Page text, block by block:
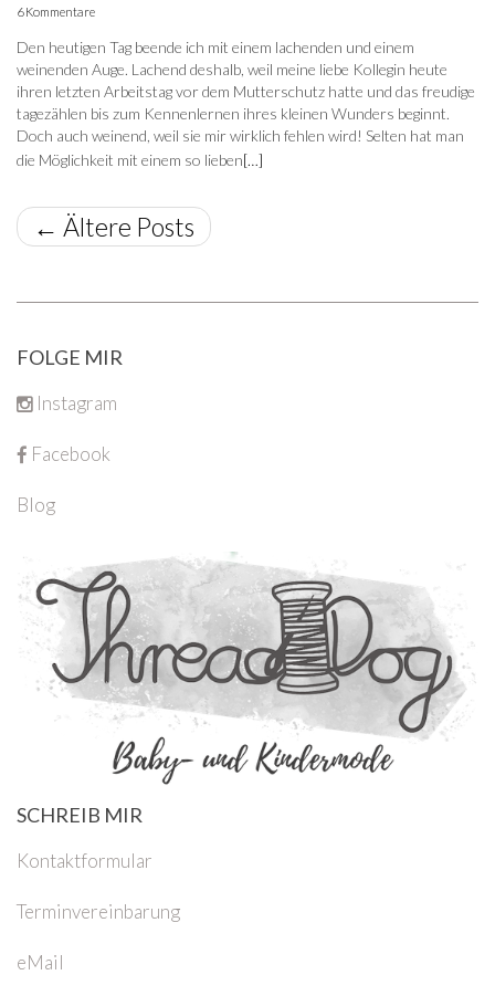
6 Kommentare
Den heutigen Tag beende ich mit einem lachenden und einem
weinenden Auge. Lachend deshalb, weil meine liebe Kollegin heute
ihren letzten Arbeitstag vor dem Mutterschutz hatte und das freudige
tagezählen bis zum Kennenlernen ihres kleinen Wunders beginnt.
Doch auch weinend, weil sie mir wirklich fehlen wird! Selten hat man
die Möglichkeit mit einem so lieben[…]
← Ältere Posts
FOLGE MIR
Instagram
Facebook
Blog
SCHREIB MIR
Kontaktformular
Terminvereinbarung
eMail